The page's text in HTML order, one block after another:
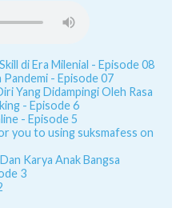
di Era Milenial - Episode 08
Pandemi - Episode 07
Yang Didampingi Oleh Rasa
- Episode 6
- Episode 5
you to using suksmafess on
Karya Anak Bangsa
3